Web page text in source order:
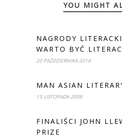
YOU MIGHT
NAGRODY
WARTO BYĆ
20 PAŹDZIERNIKA 2014
MAN ASIAN
15 LISTOPADA 2008
FINALIŚCI JOHN
PRIZE